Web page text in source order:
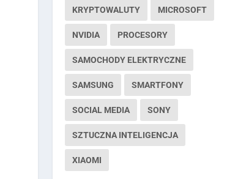
KRYPTOWALUTY MICROSOFT
NVIDIA PROCESORY
SAMOCHODY ELEKTRYCZNE
SAMSUNG SMARTFONY
SOCIAL MEDIA SONY
SZTUCZNA INTELIGENCJA
XIAOMI